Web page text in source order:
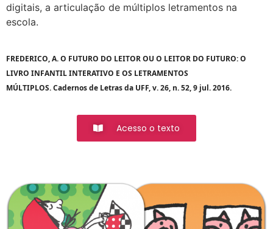
digitais, a articulação de múltiplos letramentos na
escola.
FREDERICO, A. O FUTURO DO LEITOR OU O LEITOR DO FUTURO: O
LIVRO INFANTIL INTERATIVO E OS LETRAMENTOS
MÚLTIPLOS.Cadernos de Letras da UFF, v. 26, n. 52, 9 jul. 2016.
Acesso o texto